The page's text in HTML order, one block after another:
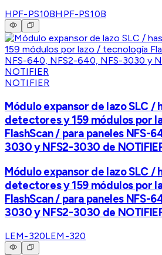
HPF-PS10BHPF-PS10B
NOTIFIER
Módulo expansor de lazo SLC /
detectores y 159 módulos por
FlashScan / para paneles NFS-
3030 y NFS2-3030 de
Módulo expansor de lazo SLC /
detectores y 159 módulos por
FlashScan / para paneles NFS-
3030 y NFS2-3030 de
LEM-320LEM-320